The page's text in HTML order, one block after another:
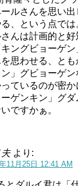
ルさんを思い出
、という点では
んは計画的と好
ングビョーゲ
思わせる、と
」グビョーゲ
っているのが密
ゲンキン」グ
ですかぁ。
夫 より:
11月25日 12:41 AM